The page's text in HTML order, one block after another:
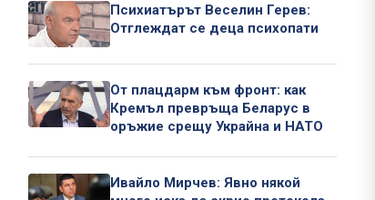
Психиатърът Веселин Герев:
Отглеждат се деца психопати
От плацдарм към фронт: как
Кремъл превръща Беларус в
оръжие срещу Украйна и НАТО
Ивайло Мирчев: Явно някой